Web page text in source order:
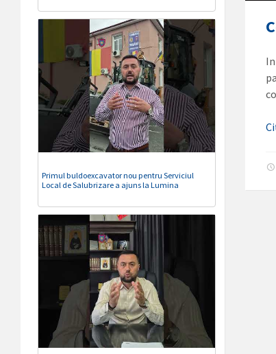
Primul buldoexcavator nou pentru Serviciul
Local de Salubrizare a ajuns la Lumina